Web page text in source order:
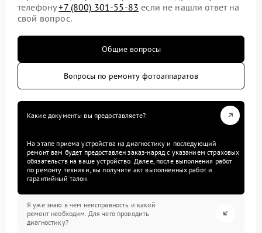
телефону+7 (800) 301-55-83 если не нашли ответ на
свой вопрос.
Общие вопросы
Вопросы по ремонту фотоаппаратов
Какие документы вы предоставляете?
На этапе приема устройства на диагностику и последующий
ремонт вам будет предоставлен заказ-наряд с указанием страховых
обязательств на ваше устройство. Далее, после выполнения работ
по ремонту техники, вы получите акт выполненных работ и
гарантийный талон.
Я уже знаю в чем неисправность и какой
ремонт необходим. Для чего проводить
диагностику?